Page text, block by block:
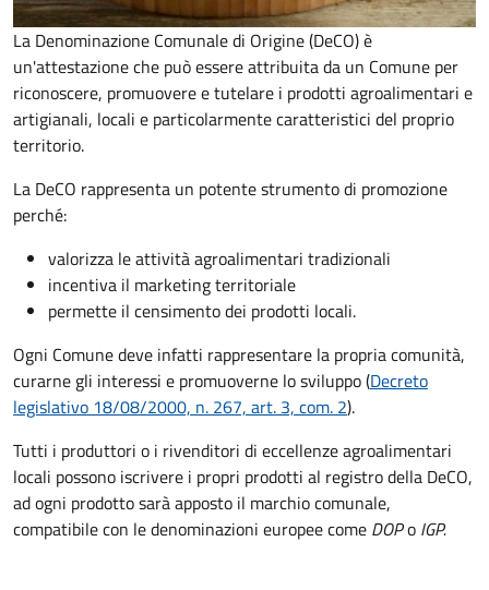
La Denominazione Comunale di Origine (DeCO) è
un'attestazione che può essere attribuita da un Comune per
riconoscere, promuovere e tutelare i prodotti agroalimentari e
artigianali, locali e particolarmente caratteristici del proprio
territorio.
La DeCO rappresenta un potente strumento di promozione
perché:
valorizza le attività agroalimentari tradizionali
incentiva il marketing territoriale
permette il censimento dei prodotti locali.
Ogni Comune deve infatti rappresentare la propria comunità,
curarne gli interessi e promuoverne lo sviluppo (Decreto
legislativo 18/08/2000, n. 267, art. 3, com. 2).
Tutti i produttori o i rivenditori di eccellenze agroalimentari
locali possono iscrivere i propri prodotti al registro della DeCO,
ad ogni prodotto sarà apposto il marchio comunale,
compatibile con le denominazioni europee come DOPo IGP.